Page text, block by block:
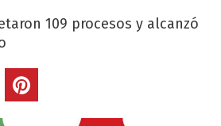
109 procesos y alcanzó